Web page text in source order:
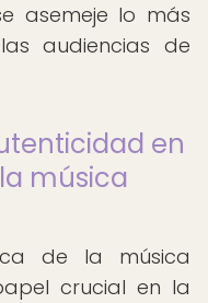
asemeje lo más
audiencias de
en
música
de la música
crucial en la